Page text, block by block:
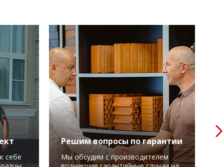
себе
Решим вопросы по гарантии
Мы обсудим с производителем